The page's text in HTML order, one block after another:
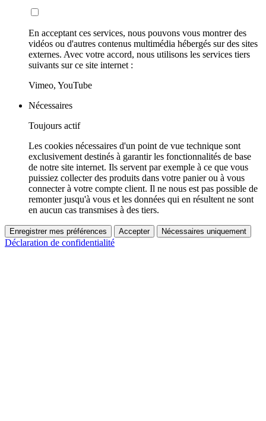
En acceptant ces services, nous pouvons vous montrer des
vidéos ou d'autres contenus multimédia hébergés sur des sites
externes. Avec votre accord, nous utilisons les services tiers
suivants sur ce site internet :
Vimeo, YouTube
Nécessaires
Toujours actif
Les cookies nécessaires d'un point de vue technique sont
exclusivement destinés à garantir les fonctionnalités de base
de notre site internet. Ils servent par exemple à ce que vous
puissiez collecter des produits dans votre panier ou à vous
connecter à votre compte client. Il ne nous est pas possible de
remonter jusqu'à vous et les données qui en résultent ne sont
en aucun cas transmises à des tiers.
Enregistrer mes préférences Accepter Nécessaires uniquement
Déclaration de confidentialité